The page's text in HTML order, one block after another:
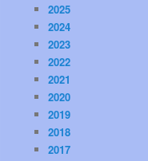
2025
2024
2023
2022
2021
2020
2019
2018
2017